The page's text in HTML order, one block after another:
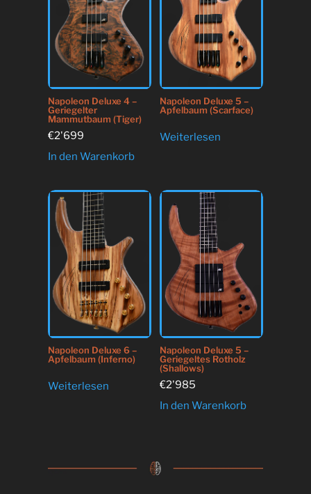
Napoleon Deluxe 4 –
Geriegelter
Mammutbaum (Tiger)
€2'699
In den Warenkorb
Napoleon Deluxe 5 –
Apfelbaum (Scarface)
Weiterlesen
Napoleon Deluxe 6 –
Apfelbaum (Inferno)
Weiterlesen
Napoleon Deluxe 5 –
Geriegeltes Rotholz
(Shallows)
€2'985
In den Warenkorb